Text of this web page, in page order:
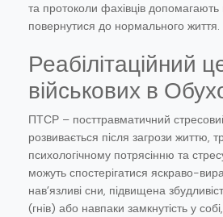
та протоколи фахівців допомагають
повернутися до нормального життя.
Реабілітаційний
військових в
ПТСР – посттравматичний
розвивається після загрози життю,
психологічному потрясінню та
можуть спостерігатися яскраво-
нав’язливі сни, підвищена
(гнів) або навпаки замкнутість у